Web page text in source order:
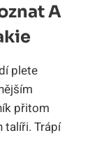
A
plete
přitom
talíři. Trápí